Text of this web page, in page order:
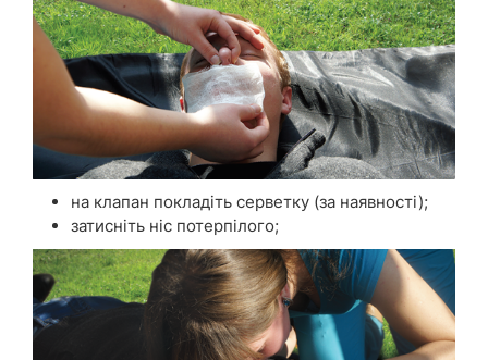
на клапан покладіть серветку (за наявності);
затисніть ніс потерпілого;